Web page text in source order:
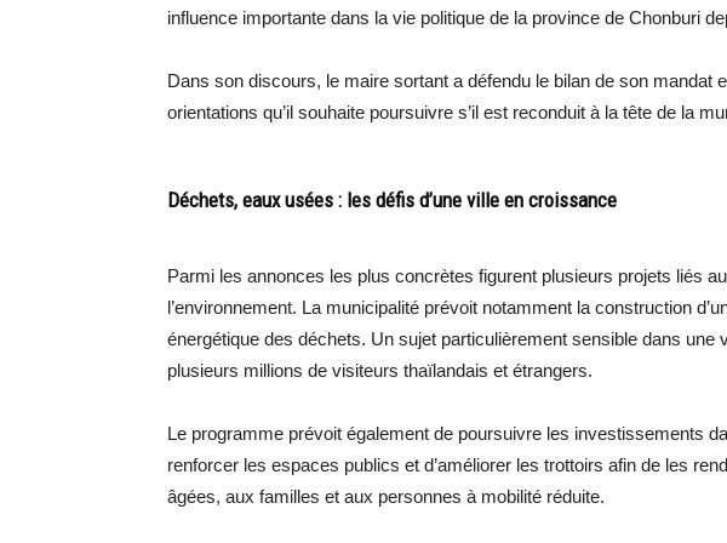
influence importante dans la vie politique de la province de Chonburi
Dans son discours, le maire sortant a défendu le bilan de son mandat
orientations qu’il souhaite poursuivre s’il est reconduit à la tête de la
Déchets, eaux usées : les défis d’une ville en croissance
Parmi les annonces les plus concrètes figurent plusieurs projets liés
l’environnement. La municipalité prévoit notamment la construction
énergétique des déchets. Un sujet particulièrement sensible dans une
plusieurs millions de visiteurs thaïlandais et étrangers.
Le programme prévoit également de poursuivre les investissements
renforcer les espaces publics et d’améliorer les trottoirs afin de les
âgées, aux familles et aux personnes à mobilité réduite.